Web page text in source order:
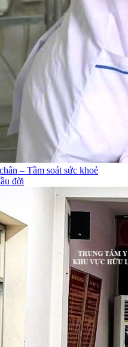
– Tầm soát sức khoẻ
đời